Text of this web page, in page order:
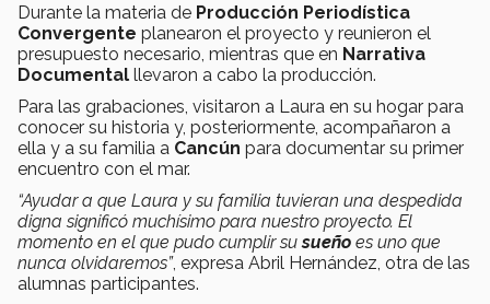
Durante la materia de Producción Periodística
Convergente planearon el proyecto y reunieron el
presupuesto necesario, mientras que en Narrativa
Documental llevaron a cabo la producción.
Para las grabaciones, visitaron a Laura en su hogar para
conocer su historia y, posteriormente, acompañaron a
ella y a su familia a Cancún para documentar su primer
encuentro con el mar.
“Ayudar a que Laura y su familia tuvieran una despedida
digna significó muchísimo para nuestro proyecto. El
momento en el que pudo cumplir susueño es uno que
nunca olvidaremos”, expresa Abril Hernández, otra de las
alumnas participantes.